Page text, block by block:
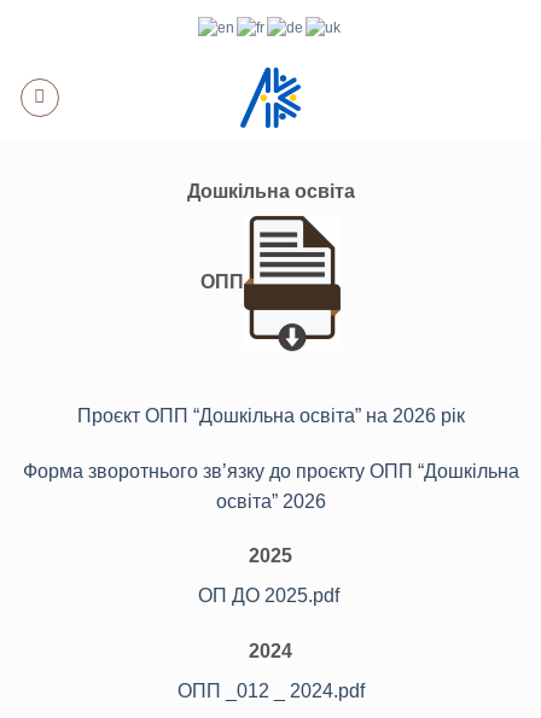
content
Дошкільна освіта
ОПП
Проєкт ОПП “Дошкільна освіта” на 2026 рік
Форма зворотнього зв’язку до проєкту ОПП “Дошкільна
освіта” 2026
2025
ОП ДО 2025.pdf
2024
ОПП _012 _ 2024.pdf